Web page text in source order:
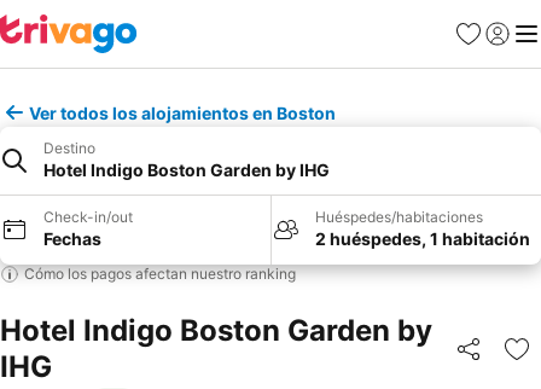
Favoritos
Iniciar
Ver todos los alojamientos en Boston
Destino
Hotel Indigo Boston Garden by IHG
Check-in/out
Fechas
Huéspedes/habitaciones
2 huéspedes, 1 habitación
Cómo los pagos afectan nuestro ranking
Hotel Indigo Boston Garden by
IHG
Compartir